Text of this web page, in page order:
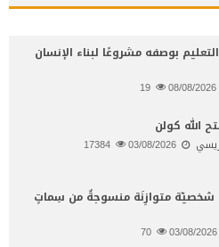
بوصفه مشروعًا لبناء الإنسان
08/08/2026
الله كولن
03/08/2026
شخصيّة متوازِنَة منسوجةٌ من سِماتٍ
03/08/2026